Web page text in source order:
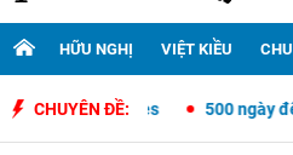
HỮU NGHỊ VIỆT KIỀU
CHUYÊN ĐỀ:
Nam - Philippines 500 ngày